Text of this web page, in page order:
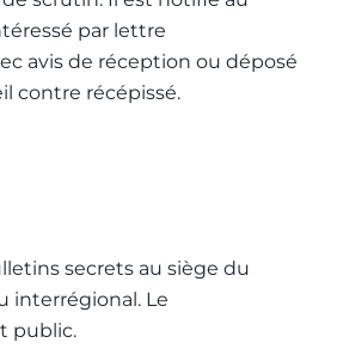
par lettre
avis de réception ou déposé
contre récépissé.
secrets au siège du
interrégional. Le
public.